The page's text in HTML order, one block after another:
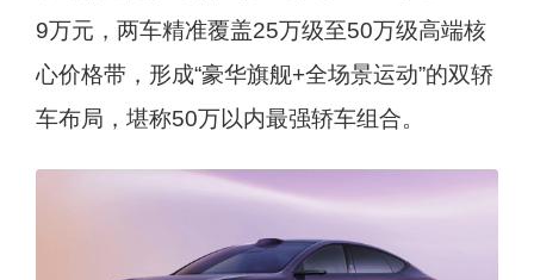
9万元，两车精准覆盖25万级至50万级高端核
心价格带，形成“豪华旗舰+全场景运动”的双轿
车布局，堪称50万以内最强轿车组合。